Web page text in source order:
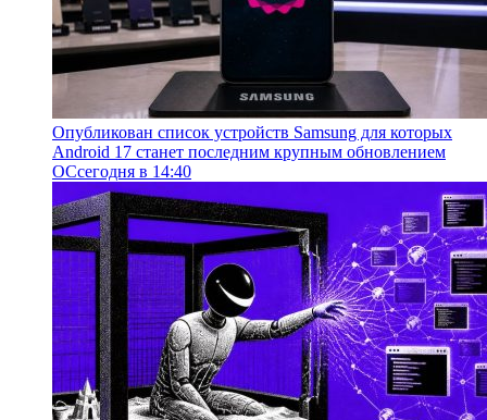
Опубликован список устройств Samsung для которых
Android 17 станет последним крупным обновлением
ОСсегодня в 14:40